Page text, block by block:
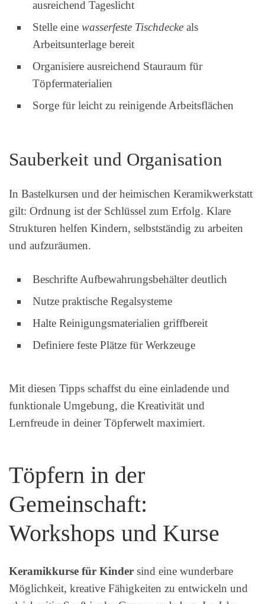
ausreichend Tageslicht
Stelle eine wasserfeste Tischdecke als
Arbeitsunterlage bereit
Organisiere ausreichend Stauraum für
Töpfermaterialien
Sorge für leicht zu reinigende Arbeitsflächen
Sauberkeit und Organisation
In Bastelkursen und der heimischen Keramikwerkstatt
gilt: Ordnung ist der Schlüssel zum Erfolg. Klare
Strukturen helfen Kindern, selbstständig zu arbeiten
und aufzuräumen.
Beschrifte Aufbewahrungsbehälter deutlich
Nutze praktische Regalsysteme
Halte Reinigungsmaterialien griffbereit
Definiere feste Plätze für Werkzeuge
Mit diesen Tipps schaffst du eine einladende und
funktionale Umgebung, die Kreativität und
Lernfreude in deiner Töpferwelt maximiert.
Töpfern in der
Gemeinschaft:
Workshops und Kurse
Keramikkurse für Kinder sind eine wunderbare
Möglichkeit, kreative Fähigkeiten zu entwickeln und